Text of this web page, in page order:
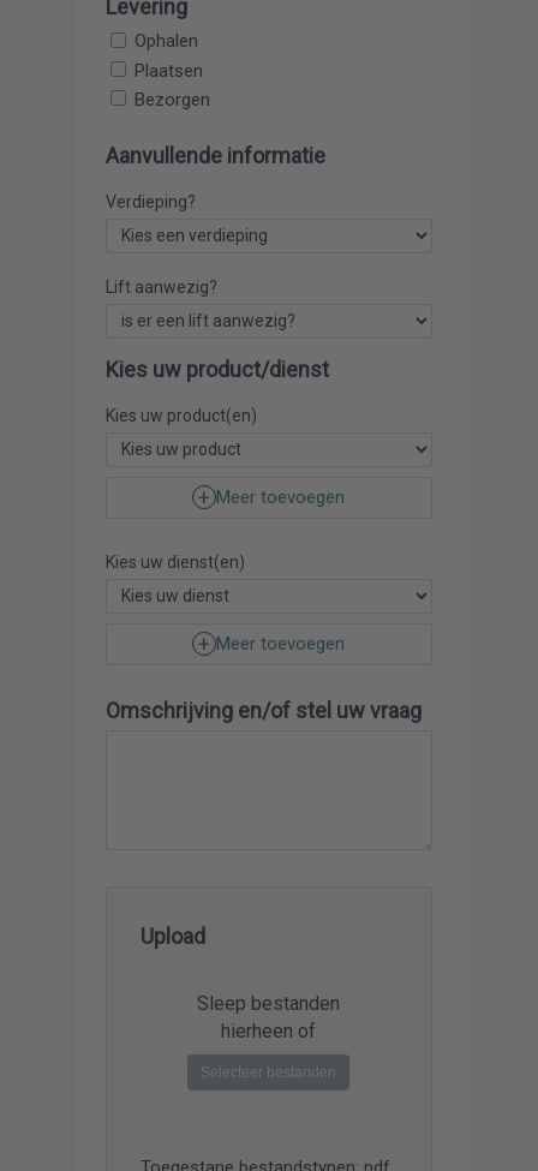
Levering
Ophalen
Plaatsen
Bezorgen
Aanvullende informatie
Verdieping?
Lift aanwezig?
Kies uw product/dienst
Kies uw product(en)
Meer toevoegen
Kies uw dienst(en)
Meer toevoegen
Omschrijving en/of stel uw vraag
Upload
Sleep bestanden
hierheen of
Selecteer bestanden